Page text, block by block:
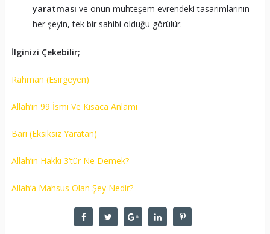
yaratması ve onun muhteşem evrendeki tasarımlarının
her şeyin, tek bir sahibi olduğu görülür.
İlginizi Çekebilir;
Rahman (Esirgeyen)
Allah’ın 99 İsmi Ve Kısaca Anlamı
Bari (Eksiksiz Yaratan)
Allah’ın Hakkı 3’tür Ne Demek?
Allah’a Mahsus Olan Şey Nedir?